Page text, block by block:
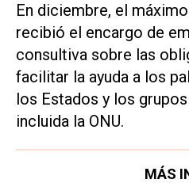
En diciembre, el
recibió el encargo de
consultiva sobre las
facilitar la ayuda a los
los Estados y los
incluida la ONU.
MÁS